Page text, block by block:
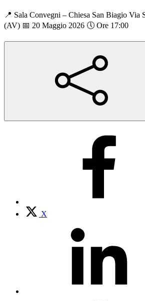
📍 Sala Convegni – Chiesa San Biagio Via
(AV) 📅 20 Maggio 2026 🕔 Ore 17:00
X